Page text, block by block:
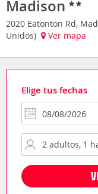
Madison
2020 Eatonton Rd,
Unidos)
Ver mapa
Elige tus fechas